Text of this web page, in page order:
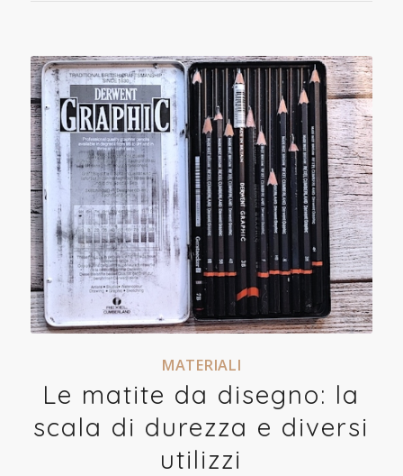
MATERIALI
Le matite da disegno: la
scala di durezza e diversi
utilizzi